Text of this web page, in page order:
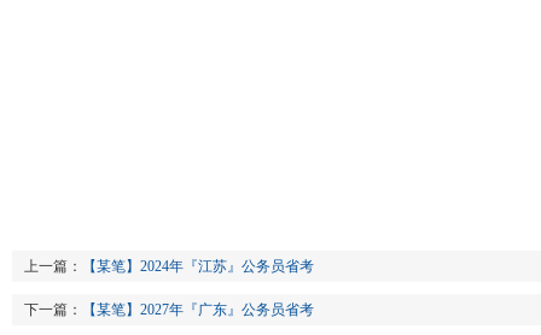
上一篇： 【某笔】2024年『江苏』公务员省考
下一篇： 【某笔】2027年『广东』公务员省考